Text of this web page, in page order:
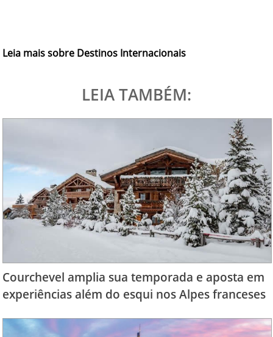
Leia mais sobre Destinos Internacionais
LEIA TAMBÉM:
Courchevel amplia sua temporada e aposta em
experiências além do esqui nos Alpes franceses